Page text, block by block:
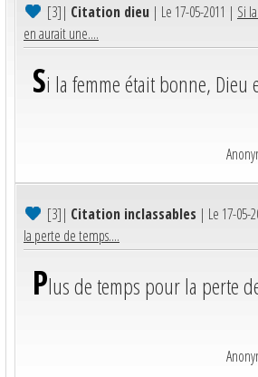
[3]| Citation dieu | Le 17-05-2011 | Si
en aurait une....
Si la femme était bonne, Dieu
[3]| Citation inclassables | Le 17-05-
la perte de temps....
Plus de temps pour la perte